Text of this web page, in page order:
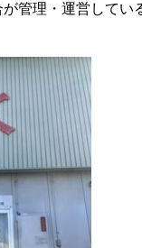
管理・運営してい